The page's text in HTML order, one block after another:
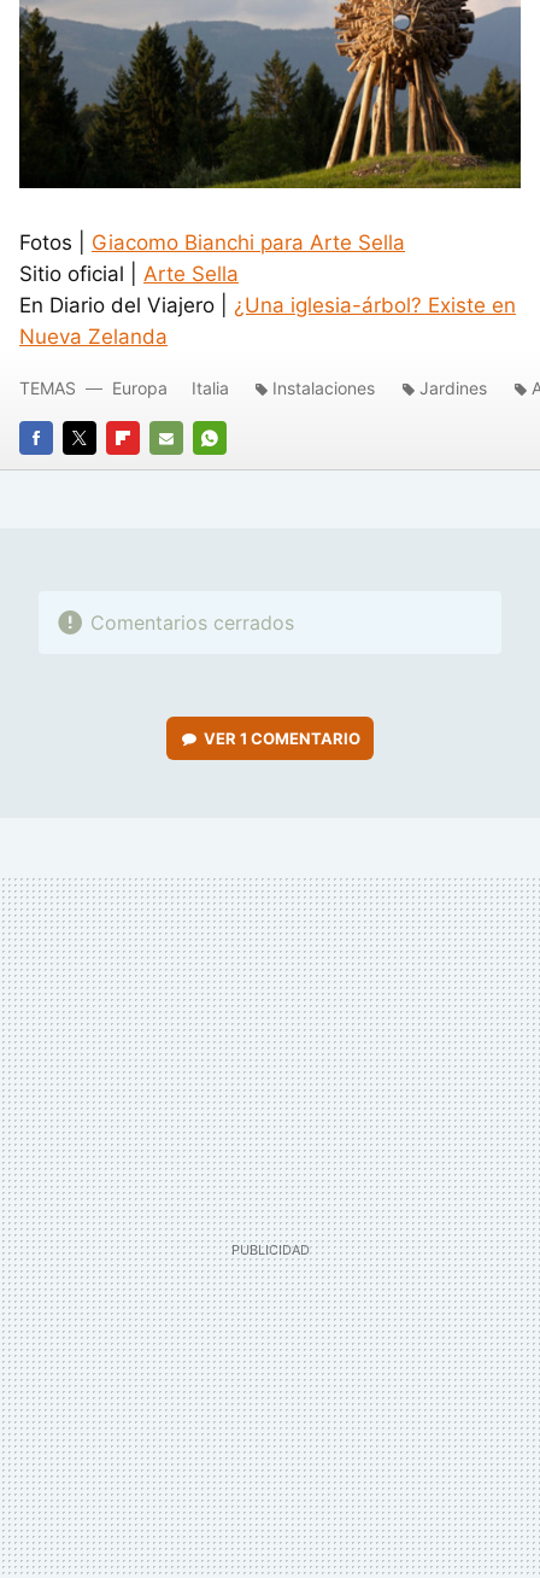
Fotos | Giacomo Bianchi para Arte Sella
Sitio oficial | Arte Sella
En Diario del Viajero | ¿Una iglesia-árbol? Existe en
Nueva Zelanda
FACEBOOK
TWITTERFLIPBOARD
E-
WHATSAPP
TEMAS Europa Italia Instalaciones Jardines
Comentarios cerrados
VER 1 COMENTARIO